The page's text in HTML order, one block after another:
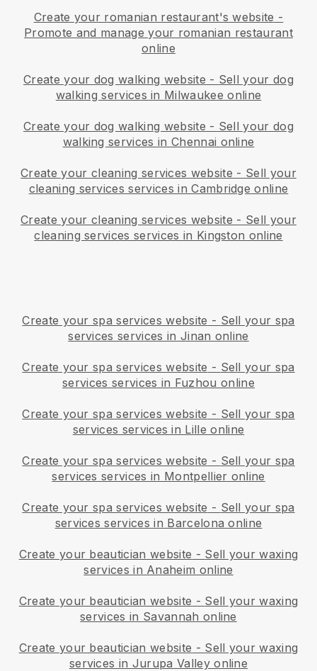
Create your romanian restaurant's website -
Promote and manage your romanian restaurant
online
Create your dog walking website - Sell your dog
walking services in Milwaukee online
Create your dog walking website - Sell your dog
walking services in Chennai online
Create your cleaning services website - Sell your
cleaning services services in Cambridge online
Create your cleaning services website - Sell your
cleaning services services in Kingston online
Create your spa services website - Sell your spa
services services in Jinan online
Create your spa services website - Sell your spa
services services in Fuzhou online
Create your spa services website - Sell your spa
services services in Lille online
Create your spa services website - Sell your spa
services services in Montpellier online
Create your spa services website - Sell your spa
services services in Barcelona online
Create your beautician website - Sell your waxing
services in Anaheim online
Create your beautician website - Sell your waxing
services in Savannah online
Create your beautician website - Sell your waxing
services in Jurupa Valley online